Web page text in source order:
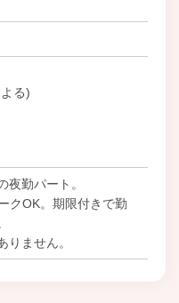
る)
夜勤パート。
クOK。期限付きで勤
りません。